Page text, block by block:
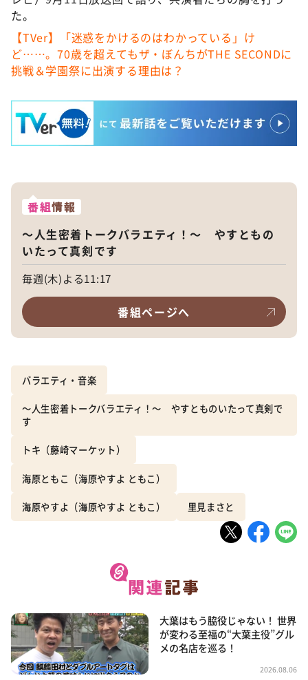
た。
【TVer】「迷惑をかけるのはわかっている」け
ど……。70歳を超えてもザ・ぼんちがTHE SECONDに
挑戦＆学園祭に出演する理由は？
番組情報
～人生密着トークバラエティ！～ やすともの
いたって真剣です
毎週(木)よる11:17
番組ページへ
バラエティ・音楽
～人生密着トークバラエティ！～ やすとものいたって真剣で
す
トキ（藤崎マーケット）
海原ともこ（海原やすよ ともこ）
海原やすよ（海原やすよ ともこ） 里見まさと
大葉はもう脇役じゃない！ 世界
が変わる至福の“大葉主役”グル
メの名店を巡る！
2026.08.06